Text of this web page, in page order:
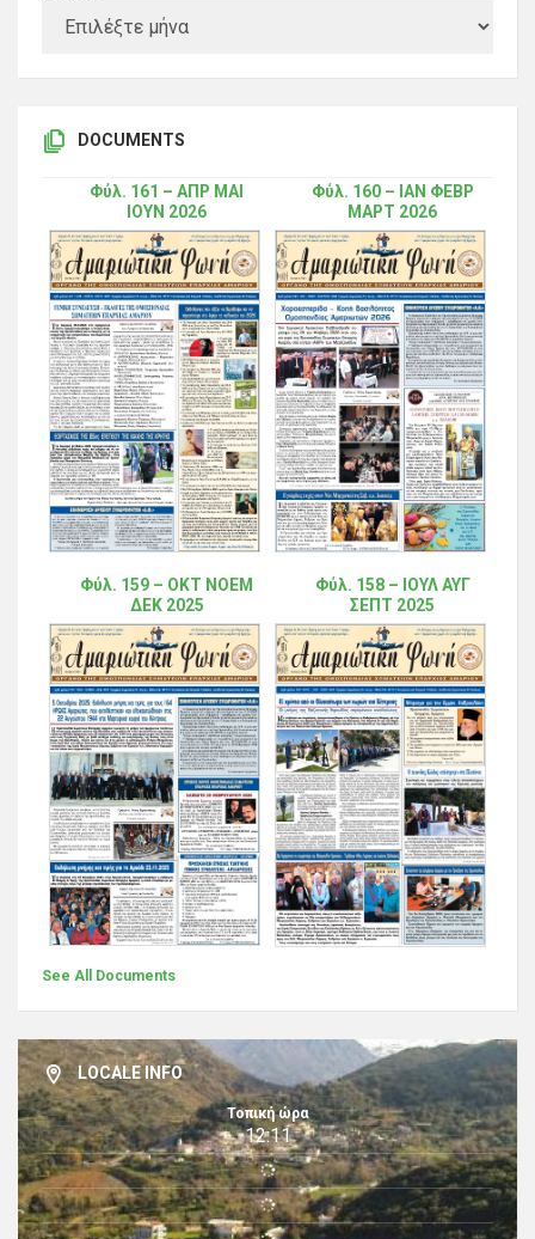
DOCUMENTS
Φύλ. 161 – ΑΠΡ ΜΑΙ
ΙΟΥΝ 2026
Φύλ. 160 – ΙΑΝ ΦΕΒΡ
ΜΑΡΤ 2026
Φύλ. 159 – ΟΚΤ ΝΟΕΜ
ΔΕΚ 2025
Φύλ. 158 – ΙΟΥΛ ΑΥΓ
ΣΕΠΤ 2025
See All Documents
LOCALE INFO
Τοπική ώρα
12:11